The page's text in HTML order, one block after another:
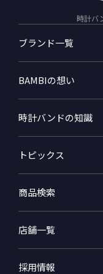
時計バ
ブランド一覧
BAMBIの想い
時計バンドの知識
トピックス
商品検索
店舗一覧
採用情報